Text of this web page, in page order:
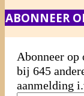
ABONNEER
Abonneer
bij 645
aanmelding